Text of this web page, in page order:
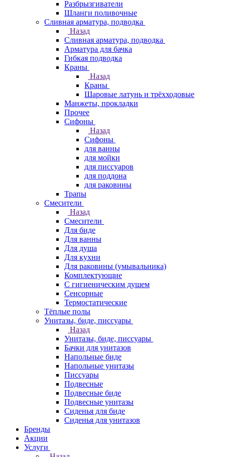
Разбрызгиватели
Шланги поливочные
Сливная арматура, подводка
Назад
Сливная арматура, подводка
Арматура для бачка
Гибкая подводка
Краны
Назад
Краны
Шаровые латунь и трёхходовые
Манжеты, прокладки
Прочее
Сифоны
Назад
Сифоны
для ванны
для мойки
для писсуаров
для поддона
для раковины
Трапы
Смесители
Назад
Смесители
Для биде
Для ванны
Для душа
Для кухни
Для раковины (умывальника)
Комплектующие
С гигиеническим душем
Сенсорные
Термостатические
Тёплые полы
Унитазы, биде, писсуары
Назад
Унитазы, биде, писсуары
Бачки для унитазов
Напольные биде
Напольные унитазы
Писсуары
Подвесные
Подвесные биде
Подвесные унитазы
Сиденья для биде
Сиденья для унитазов
Бренды
Акции
Услуги